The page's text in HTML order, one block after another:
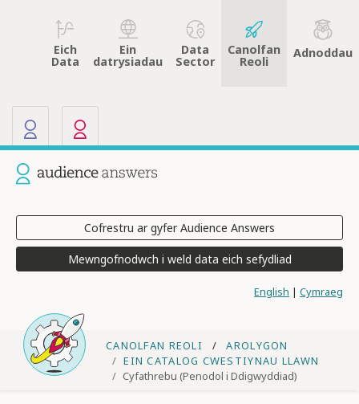
Eich
Data
Ein
datrysiadau
Data
Sector
Canolfan
Reoli
Adnoddau
Y safle presennol: Audience
gwefannau eraill
Cofrestru ar gyfer Audience Answers
Mewngofnodwch i weld data eich sefydliad
English | Cymraeg
CANOLFAN REOLI
AROLYGON
EIN CATALOG CWESTIYNAU LLAWN
Cyfathrebu (Penodol i Ddigwyddiad)